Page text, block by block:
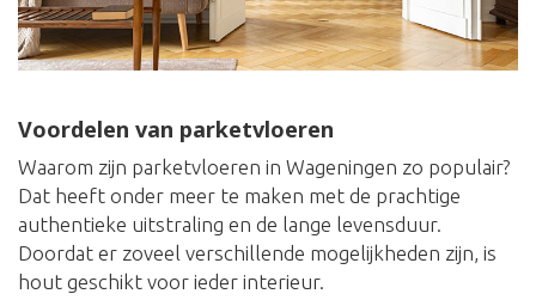
Voordelen van parketvloeren
Waarom zijn parketvloeren in Wageningen zo populair?
Dat heeft onder meer te maken met de prachtige
authentieke uitstraling en de lange levensduur.
Doordat er zoveel verschillende mogelijkheden zijn, is
hout geschikt voor ieder interieur.